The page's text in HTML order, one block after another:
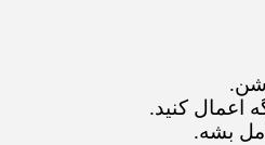
کنید.
بشه.